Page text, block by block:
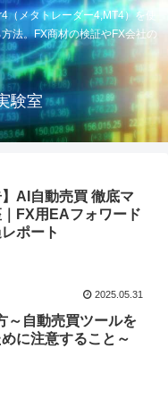
メタトレーダー4,MT4）を使
法。FX商材の検証やFX会社の
験室
】AI自動売買 徹底マ
FX用EAフォワード
ポート
2025.05.31
～自動売買ツールを
に注意すること～